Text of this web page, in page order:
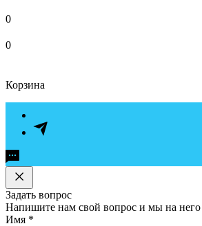
0
0
Корзина
Задать вопрос
Напишите нам свой вопрос и мы на него
Имя *